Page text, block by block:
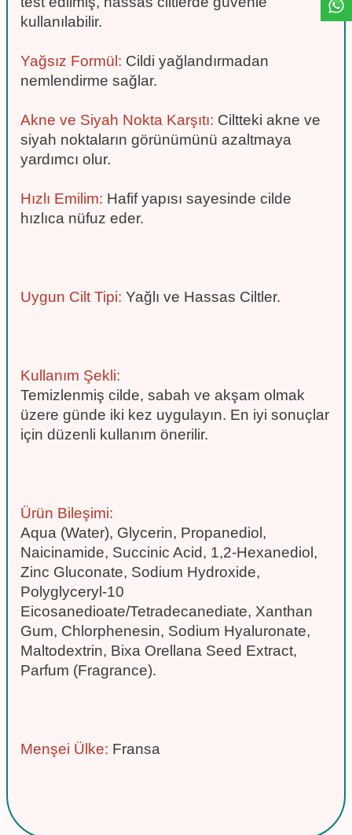
kullanılabilir.
Yağsız Formül: Cildi yağlandırmadan
nemlendirme sağlar.
Akne ve Siyah Nokta Karşıtı: Ciltteki akne ve
siyah noktaların görünümünü azaltmaya
yardımcı olur.
Hızlı Emilim: Hafif yapısı sayesinde cilde
hızlıca nüfuz eder.
Uygun Cilt Tipi: Yağlı ve Hassas Ciltler.
Kullanım Şekli:
Temizlenmiş cilde, sabah ve akşam olmak
üzere günde iki kez uygulayın. En iyi sonuçlar
için düzenli kullanım önerilir.
Ürün Bileşimi:
Aqua (Water), Glycerin, Propanediol,
Naicinamide, Succinic Acid, 1,2-Hexanediol,
Zinc Gluconate, Sodium Hydroxide,
Polyglyceryl-10
Eicosanedioate/Tetradecanediate, Xanthan
Gum, Chlorphenesin, Sodium Hyaluronate,
Maltodextrin, Bixa Orellana Seed Extract,
Parfum (Fragrance).
Menşei Ülke: Fransa